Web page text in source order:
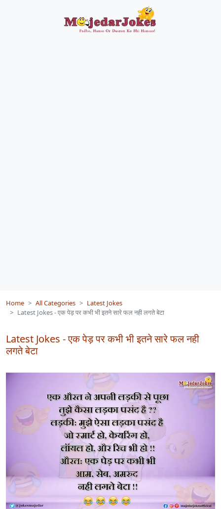
Home All Categories
Latest Jokes
Latest Jokes - एक पेड़ पर कभी भी इतने सारे फल नही लगते बेटा
Latest Jokes - एक पेड़ पर कभी भी इतने सारे फल नही
लगते बेटा